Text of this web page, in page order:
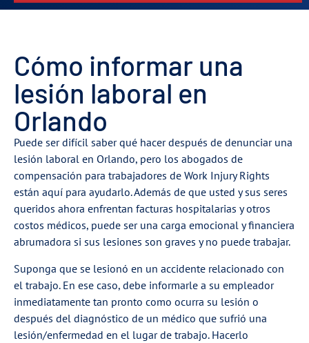
Cómo informar una
lesión laboral en
Orlando
Puede ser difícil saber qué hacer después de denunciar una
lesión laboral en Orlando, pero los abogados de
compensación para trabajadores de Work Injury Rights
están aquí para ayudarlo. Además de que usted y sus seres
queridos ahora enfrentan facturas hospitalarias y otros
costos médicos, puede ser una carga emocional y financiera
abrumadora si sus lesiones son graves y no puede trabajar.
Suponga que se lesionó en un accidente relacionado con
el trabajo. En ese caso, debe informarle a su empleador
inmediatamente tan pronto como ocurra su lesión o
después del diagnóstico de un médico que sufrió una
lesión/enfermedad en el lugar de trabajo. Hacerlo